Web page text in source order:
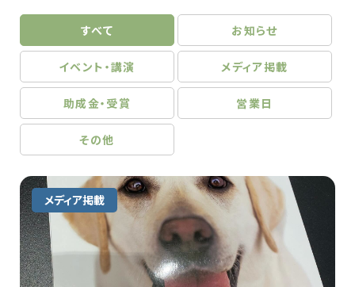
すべて お知らせ
イベント・講演 メディア掲載
助成金・受賞 営業日
その他
メディア掲載